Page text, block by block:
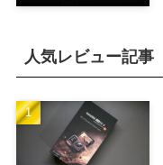
人気レビュー記事